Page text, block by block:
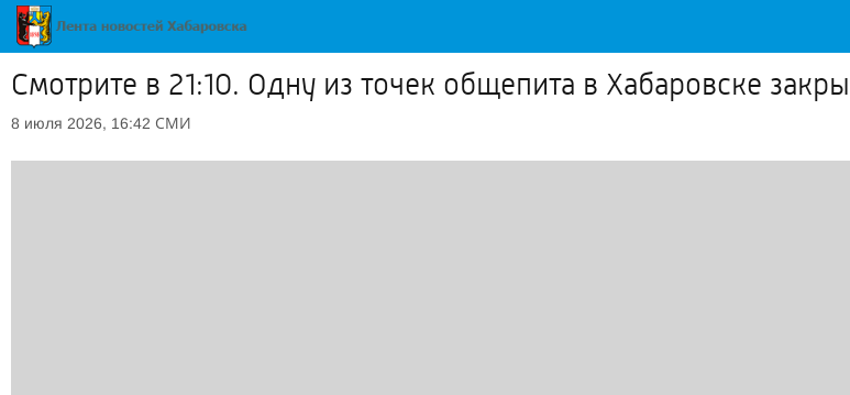
Смотрите в 21:10. Одну из точек общепита в Хабаровске
8 июля 2026, 16:42 СМИ